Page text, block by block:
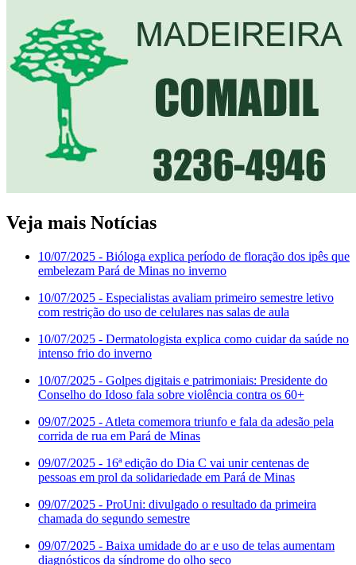
Veja mais Notícias
10/07/2025 - Bióloga explica período de floração dos ipês que
embelezam Pará de Minas no inverno
10/07/2025 - Especialistas avaliam primeiro semestre letivo
com restrição do uso de celulares nas salas de aula
10/07/2025 - Dermatologista explica como cuidar da saúde no
intenso frio do inverno
10/07/2025 - Golpes digitais e patrimoniais: Presidente do
Conselho do Idoso fala sobre violência contra os 60+
09/07/2025 - Atleta comemora triunfo e fala da adesão pela
corrida de rua em Pará de Minas
09/07/2025 - 16ª edição do Dia C vai unir centenas de
pessoas em prol da solidariedade em Pará de Minas
09/07/2025 - ProUni: divulgado o resultado da primeira
chamada do segundo semestre
09/07/2025 - Baixa umidade do ar e uso de telas aumentam
diagnósticos da síndrome do olho seco